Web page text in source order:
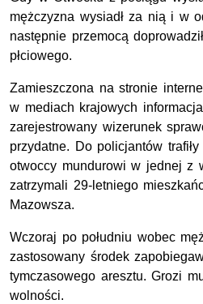
mężczyzna wysiadł za nią i w
następnie przemocą
płciowego.
Zamieszczona na stronie
w mediach krajowych
zarejestrowany wizerunek
przydatne. Do policjantów
otwoccy mundurowi w jednej z
zatrzymali 29-letniego
Mazowsza.
Wczoraj po południu wobec
zastosowany środek
tymczasowego aresztu. Grozi
wolności.